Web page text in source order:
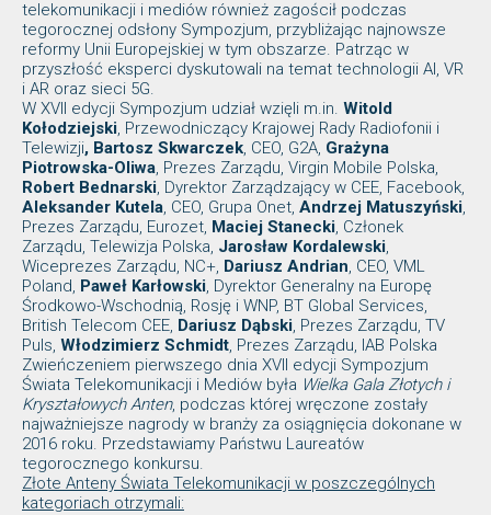
telekomunikacji i mediów również zagościł podczas
tegorocznej odsłony Sympozjum, przybliżając najnowsze
reformy Unii Europejskiej w tym obszarze. Patrząc w
przyszłość eksperci dyskutowali na temat technologii AI, VR
i AR oraz sieci 5G.
W XVII edycji Sympozjum udział wzięli m.in. Witold
Kołodziejski, Przewodniczący Krajowej Rady Radiofonii i
Telewizji, Bartosz Skwarczek, CEO, G2A, Grażyna
Piotrowska-Oliwa, Prezes Zarządu, Virgin Mobile Polska,
Robert Bednarski, Dyrektor Zarządzający w CEE, Facebook,
Aleksander Kutela, CEO, Grupa Onet, Andrzej Matuszyński,
Prezes Zarządu, Eurozet, Maciej Stanecki, Członek
Zarządu, Telewizja Polska, Jarosław Kordalewski,
Wiceprezes Zarządu, NC+, Dariusz Andrian, CEO, VML
Poland, Paweł Karłowski, Dyrektor Generalny na Europę
Środkowo-Wschodnią, Rosję i WNP, BT Global Services,
British Telecom CEE, Dariusz Dąbski, Prezes Zarządu, TV
Puls, Włodzimierz Schmidt, Prezes Zarządu, IAB Polska
Zwieńczeniem pierwszego dnia XVII edycji Sympozjum
Świata Telekomunikacji i Mediów była Wielka Gala Złotych i
Kryształowych Anten, podczas której wręczone zostały
najważniejsze nagrody w branży za osiągnięcia dokonane w
2016 roku. Przedstawiamy Państwu Laureatów
tegorocznego konkursu.
Złote Anteny Świata Telekomunikacji w poszczególnych
kategoriach otrzymali: